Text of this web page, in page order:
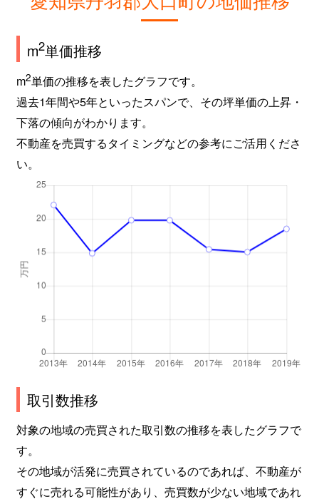
m2単価推移
m2単価の推移を表したグラフです。
過去1年間や5年といったスパンで、その坪単価の上昇・
下落の傾向がわかります。
不動産を売買するタイミングなどの参考にご活用くださ
い。
取引数推移
対象の地域の売買された取引数の推移を表したグラフで
す。
その地域が活発に売買されているのであれば、不動産が
すぐに売れる可能性があり、売買数が少ない地域であれ